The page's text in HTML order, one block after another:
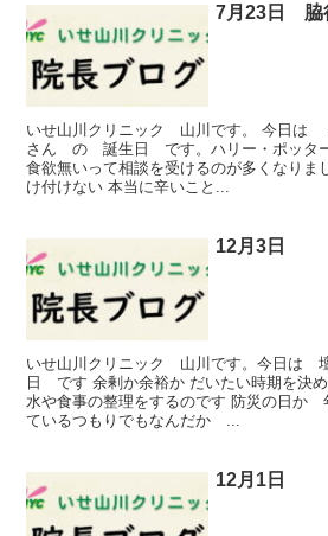
7月23日 脇
いせ山川クリニック 山川です。 今日は
さん の 誕生日 です。ハリー・ポッタ
食欲無いって相談を受けるのが多くなりま
け付けない 本当に辛いこと...
12月3日
いせ山川クリニック 山川です。今日
日 です 余剰か余裕か だいたい時期を決
水や食事の整理をするのです 防災の日か
ているつもりでもなんだか ...
12月1日